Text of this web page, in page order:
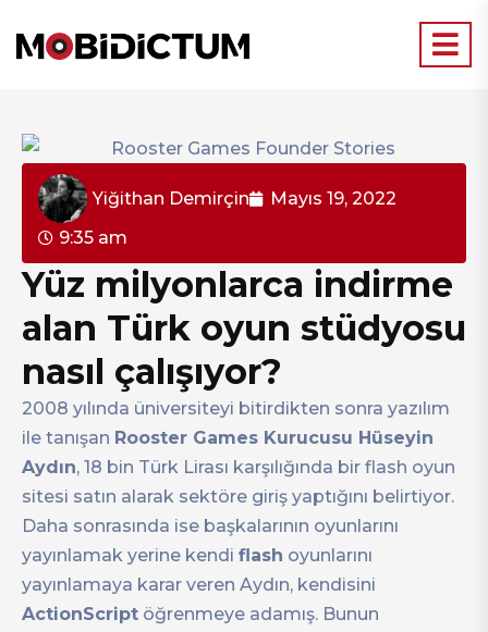
Yiğithan Demirçin
Mayıs 19, 2022
9:35 am
Yüz milyonlarca indirme
alan Türk oyun stüdyosu
nasıl çalışıyor?
2008 yılında üniversiteyi bitirdikten sonra yazılım
ile tanışan Rooster Games Kurucusu Hüseyin
Aydın, 18 bin Türk Lirası karşılığında bir flash oyun
sitesi satın alarak sektöre giriş yaptığını belirtiyor.
Daha sonrasında ise başkalarının oyunlarını
yayınlamak yerine kendi flash oyunlarını
yayınlamaya karar veren Aydın, kendisini
ActionScript öğrenmeye adamış. Bunun